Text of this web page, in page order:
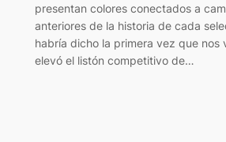
presentan colores conectados a
anteriores de la historia de cada
habría dicho la primera vez que nos
elevó el listón competitivo de…